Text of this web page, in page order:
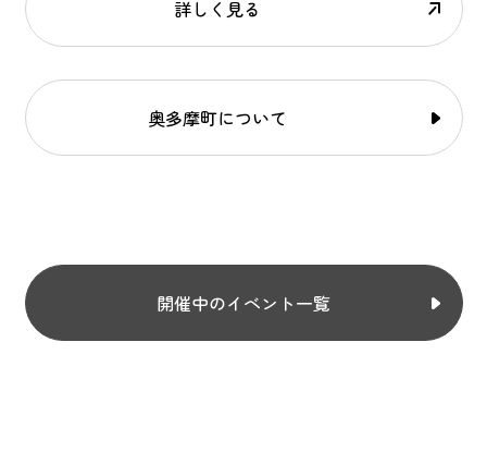
詳しく見る
奥多摩町について
開催中のイベント一覧